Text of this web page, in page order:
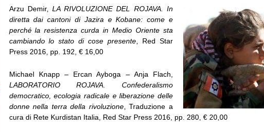
Arzu Demir,LA RIVOLUZIONE DEL ROJAVA. In
diretta dai cantoni di Jazira e Kobane: come e
perché la resistenza curda in Medio Oriente sta
cambiando lo stato di cose presente , Red Star
Press 2016, pp. 192, € 16,00
Michael Knapp – Ercan Ayboga – Anja Flach,
LABORATORIO ROJAVA. Confederalismo
democratico, ecologia radicale e liberazione delle
donne nella terra della rivoluzione, Traduzione a
cura di Rete Kurdistan Italia, Red Star Press 2016, pp. 280, € 20,00